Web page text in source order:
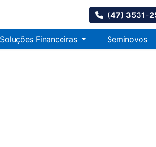
(47) 3531-
Soluções Financeiras Seminovos